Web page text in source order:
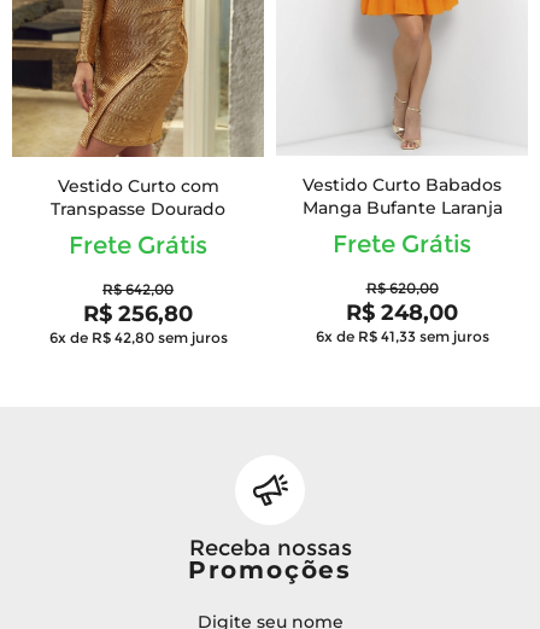
Vestido Curto com
Transpasse Dourado
Frete Grátis
R$ 642,00
R$ 256,80
6x de R$ 42,80 sem juros
Vestido Curto Babados
Manga Bufante Laranja
Frete Grátis
R$ 620,00
R$ 248,00
6x de R$ 41,33 sem juros
Receba nossas
Promoções